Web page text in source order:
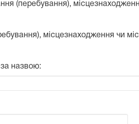
(перебування),
місцезнаходження чи
назвою: